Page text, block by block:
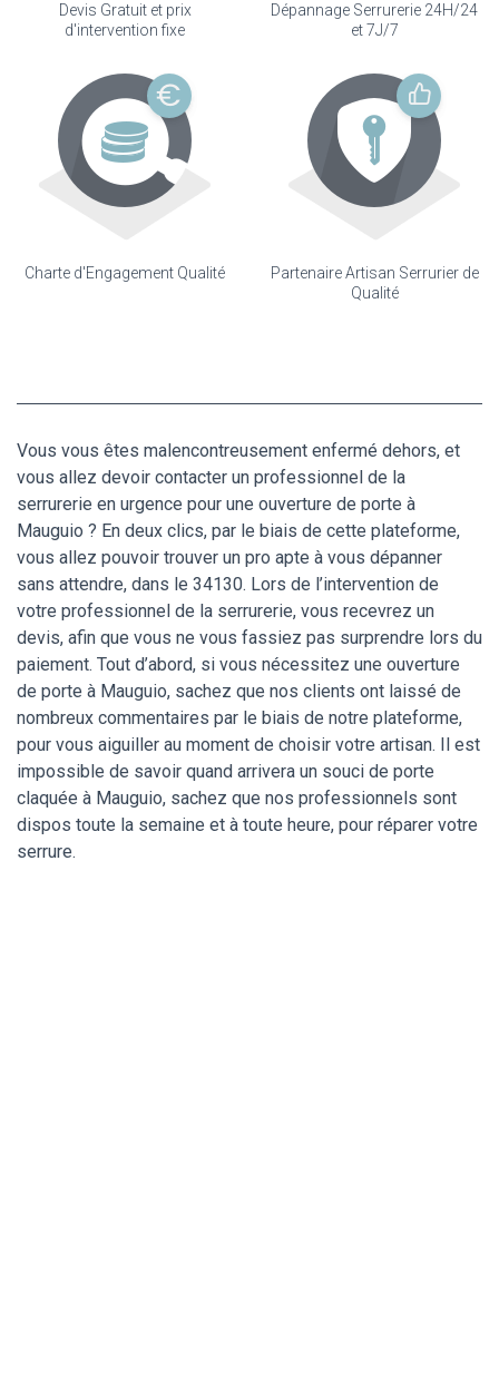
Devis Gratuit et prix
d'intervention fixe
Dépannage Serrurerie 24H/24
et 7J/7
Charte d'Engagement Qualité
Partenaire Artisan Serrurier de
Qualité
Vous vous êtes malencontreusement enfermé dehors, et
vous allez devoir contacter un professionnel de la
serrurerie en urgence pour une ouverture de porte à
Mauguio ? En deux clics, par le biais de cette plateforme,
vous allez pouvoir trouver un pro apte à vous dépanner
sans attendre, dans le 34130. Lors de l’intervention de
votre professionnel de la serrurerie, vous recevrez un
devis, afin que vous ne vous fassiez pas surprendre lors du
paiement. Tout d’abord, si vous nécessitez une ouverture
de porte à Mauguio, sachez que nos clients ont laissé de
nombreux commentaires par le biais de notre plateforme,
pour vous aiguiller au moment de choisir votre artisan. Il est
impossible de savoir quand arrivera un souci de porte
claquée à Mauguio, sachez que nos professionnels sont
dispos toute la semaine et à toute heure, pour réparer votre
serrure.